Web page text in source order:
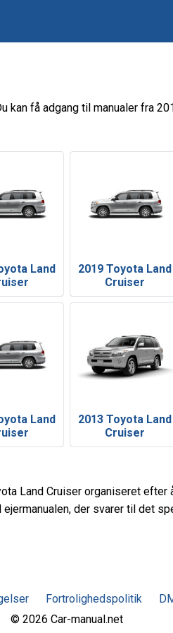
kan få adgang til manualer fra
Land
2019 Toyota Land
Cruiser
Land
2013 Toyota Land
Cruiser
Land Cruiser organiseret
der svarer til det
Fortrolighedspolitik
© 2026 Car-manual.net